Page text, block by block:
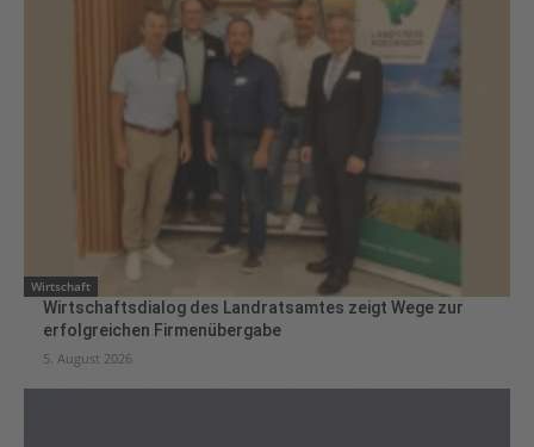
Wirtschaft
Wirtschaftsdialog des Landratsamtes zeigt Wege zur
erfolgreichen Firmenübergabe
5. August 2026